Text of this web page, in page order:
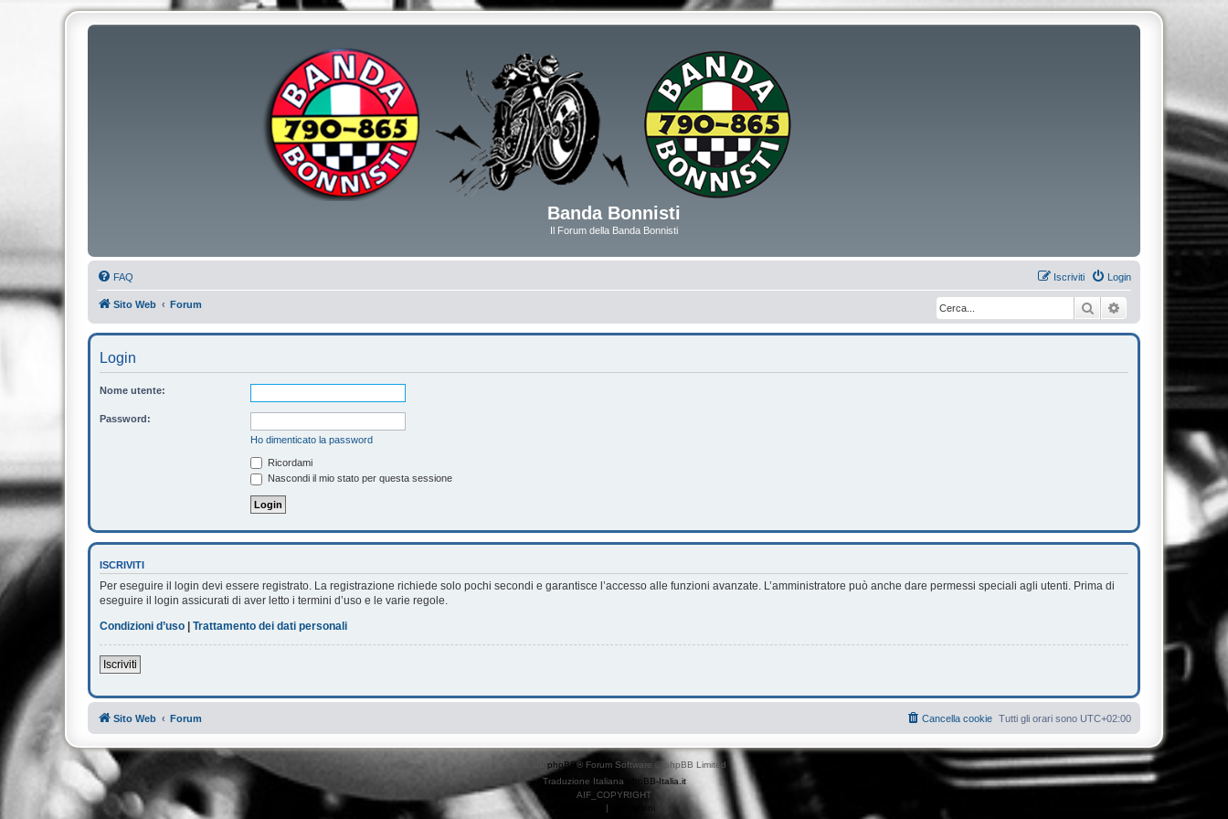
Banda Bonnisti
Il Forum della Banda Bonnisti
FAQ Login
Iscriviti
Sito Web Forum Cerca Ricerca avanzata
Login
Nome utente:
Password:
Ho dimenticato la password
Ricordami
Nascondi il mio stato per questa sessione
ISCRIVITI
Per eseguire il login devi essere registrato. La registrazione richiede solo pochi secondi e garantisce l’accesso alle funzioni avanzate. L’amministratore può anche dare permessi speciali agli utenti. Prima di
eseguire il login assicurati di aver letto i termini d’uso e le varie regole.
Condizioni d’uso
Trattamento dei dati personali
Iscriviti
Sito Web Forum Tutti gli orari sono UTC+02:00
Cancella cookie
phpBB® Forum Software © phpBB Limited
Traduzione Italiana
phpBB-Italia.it
AIF_COPYRIGHT
| Condizioni